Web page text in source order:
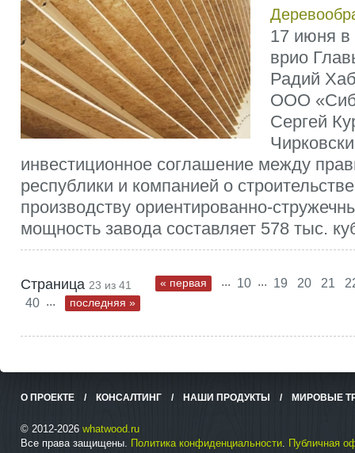
17 июня в
врио
Радий
ООО
Сергей
инвестиционное соглашение между
республики и компанией о
производству ориентированно-
мощность завода составляет 578 тыс.
Страница 23 из 41 « первая ... 10 ... 19 20 21
40 ... последняя »
О ПРОЕКТЕ / КОНСАЛТИНГ / НАШИ ПРОДУКТЫ / МИРОВЫЕ
© 2012-2026 whatwood.ru
Все права защищены. Политика конфиденциальности. Публичная